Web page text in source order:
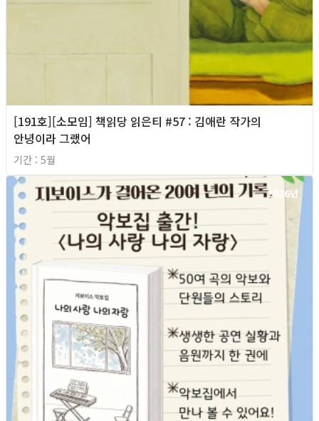
[191호][소모임] 책읽당 읽은티 #57 : 김애란 작가의
안녕이라 그랬어
기간 : 5월
2026년